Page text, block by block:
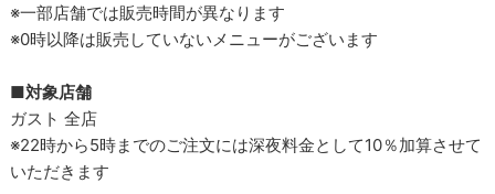
※一部店舗では販売時間が異なります
※0時以降は販売していないメニューがございます
■対象店舗
ガスト 全店
※22時から5時までのご注文には深夜料金として10％加算させて
いただきます